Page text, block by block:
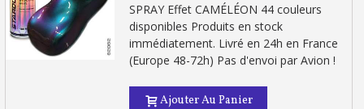
SPRAY Effet CAMÉLÉON 44 couleurs
disponibles Produits en stock
immédiatement. Livré en 24h en France
(Europe 48-72h) Pas d'envoi par Avion !
Ajouter Au Panier